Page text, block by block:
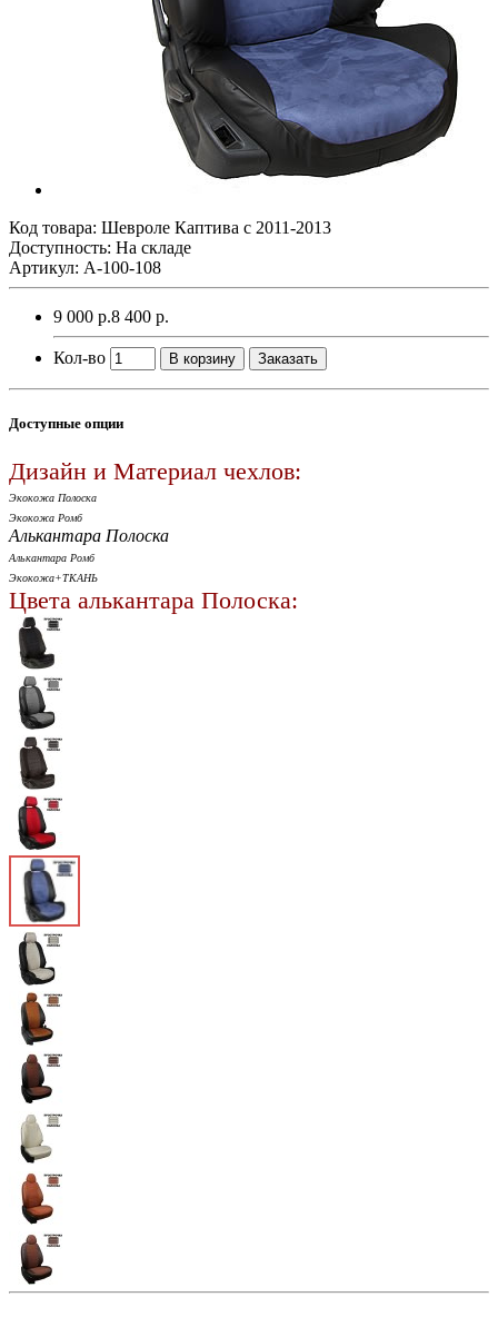
Код товара: Шевроле Каптива с 2011-2013
Доступность: На складе
Артикул: A-100-108
9 000 р.8 400 р.
Кол-во В корзину Заказать
Доступные опции
Дизайн и Материал чехлов:
Экокожа Полоска
Экокожа Ромб
Алькантара Полоска
Алькантара Ромб
Экокожа+ТКАНЬ
Цвета алькантара Полоска: